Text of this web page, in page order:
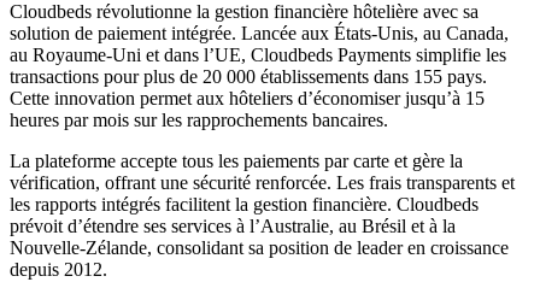
Cloudbeds révolutionne la gestion financière hôtelière avec sa
solution de paiement intégrée. Lancée aux États-Unis, au Canada,
au Royaume-Uni et dans l’UE, Cloudbeds Payments simplifie les
transactions pour plus de 20 000 établissements dans 155 pays.
Cette innovation permet aux hôteliers d’économiser jusqu’à 15
heures par mois sur les rapprochements bancaires.
La plateforme accepte tous les paiements par carte et gère la
vérification, offrant une sécurité renforcée. Les frais transparents et
les rapports intégrés facilitent la gestion financière. Cloudbeds
prévoit d’étendre ses services à l’Australie, au Brésil et à la
Nouvelle-Zélande, consolidant sa position de leader en croissance
depuis 2012.